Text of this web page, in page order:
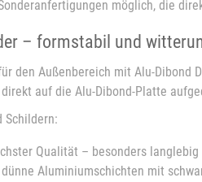
möglich, die
– formstabil und
den Außenbereich mit Alu-
auf die Alu-Dibond-Platte
Schildern:
Qualität – besonders
Aluminiumschichten mit